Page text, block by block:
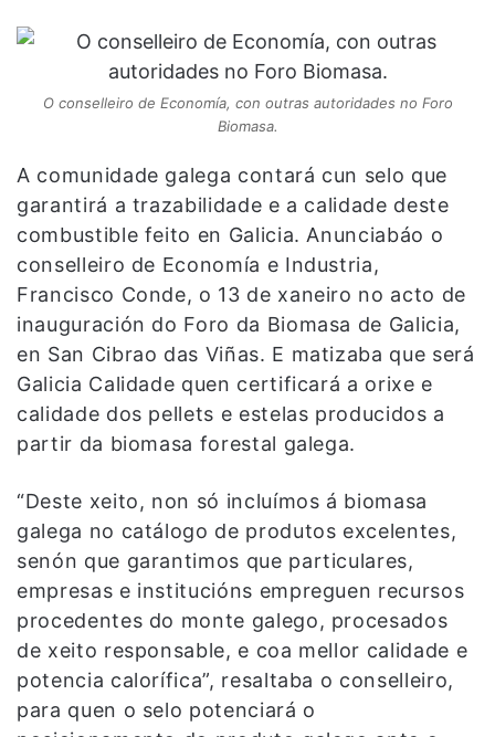
O conselleiro de Economía, con outras autoridades no Foro
Biomasa.
A comunidade galega contará cun selo que
garantirá a trazabilidade e a calidade deste
combustible feito en Galicia. Anunciabáo o
conselleiro de Economía e Industria,
Francisco Conde, o 13 de xaneiro no acto de
inauguración do Foro da Biomasa de Galicia,
en San Cibrao das Viñas. E matizaba que será
Galicia Calidade quen certificará a orixe e
calidade dos pellets e estelas producidos a
partir da biomasa forestal galega.
“Deste xeito, non só incluímos á biomasa
galega no catálogo de produtos excelentes,
senón que garantimos que particulares,
empresas e institucións empreguen recursos
procedentes do monte galego, procesados
de xeito responsable, e coa mellor calidade e
potencia calorífica”, resaltaba o conselleiro,
para quen o selo potenciará o